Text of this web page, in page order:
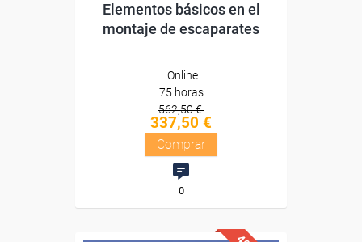
Elementos básicos en el
montaje de escaparates
Online
75 horas
562,50 €
337,50 €
Comprar
0